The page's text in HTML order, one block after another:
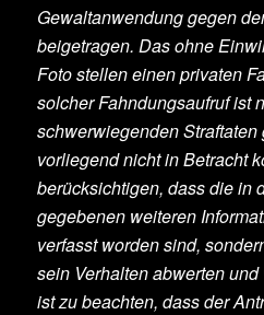
Gewaltanwendung gegen
beigetragen. Das ohne
Foto stellen einen privaten
solcher Fahndungsaufruf ist
schwerwiegenden Straftaten
vorliegend nicht in Betracht
berücksichtigen, dass die in
gegebenen weiteren
verfasst worden sind,
sein Verhalten abwerten
ist zu beachten, dass der